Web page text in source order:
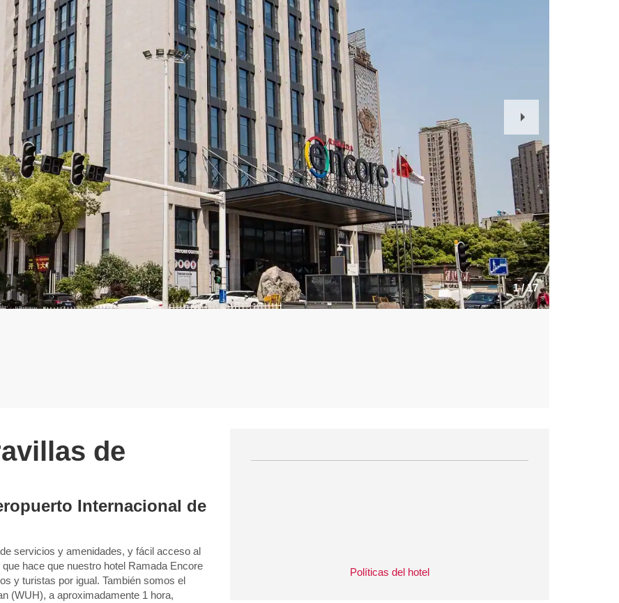
1/17
Slide
Políticas del hotel
de
Internacional de
servicios y amenidades, y fácil acceso al
hace que nuestro hotel Ramada Encore
y turistas por igual. También somos el
(WUH), a aproximadamente 1 hora,